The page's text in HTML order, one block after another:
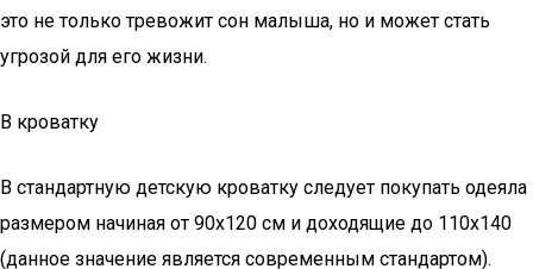
это не только тревожит сон малыша, но и может стать
угрозой для его жизни.
В кроватку
В стандартную детскую кроватку следует покупать одеяла
размером начиная от 90х120 см и доходящие до 110х140
(данное значение является современным стандартом).